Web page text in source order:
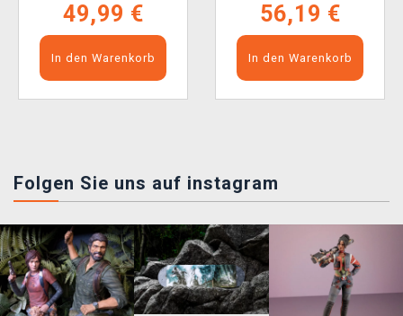
49,99 €
In den Warenkorb
56,19 €
In den Warenkorb
Folgen Sie uns auf instagram